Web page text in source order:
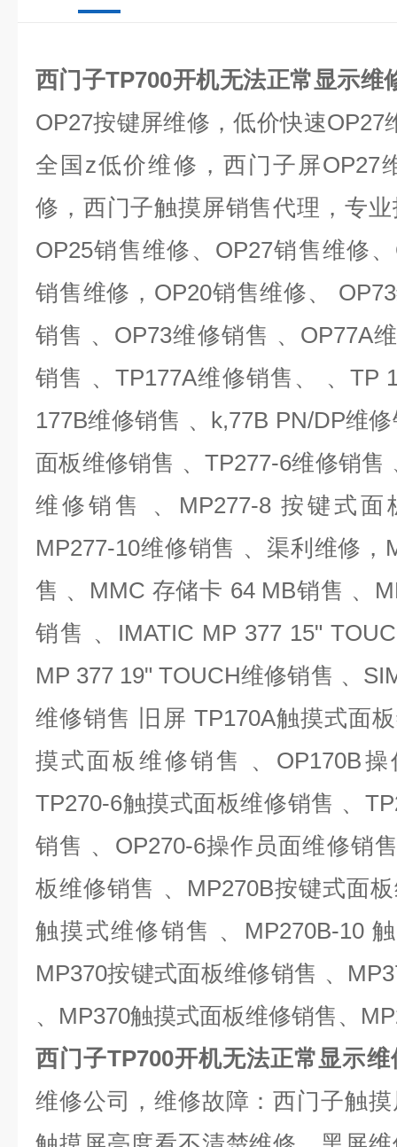
西门子TP700开机无法正常显示维
OP27按键屏维修，低价快速OP27
全国 z低价维修，西门子屏OP27
修，西门子触摸屏销售代理，专
OP25销售维修、 OP27销售维修、
销售维修， OP20销售维修、 OP73
销售 、 OP73维修销售 、 OP77A
销售 、 TP177A维修销售、 、 TP
177B维修销售 、 k,77B PN/DP维
面板维修销售 、 TP277-6维修销售
维修销售 、 MP277-8 按键式面
MP277-10维修销售 、渠利维修，
售 、 MMC 存储卡 64 MB销售 、
销售 、 IMATIC MP 377 15"
MP 377 19" TOUCH维修销售 、
维修销售 旧屏 TP170A触摸式面
摸式面板维修销售 、 OP170B操
TP270-6触摸式面板维修销售 、
销售 、 OP270-6操作员面维修销
板维修销售 、 MP270B按键式面
触摸式维修销售 、 MP270B-10
MP370按键式面板维修销售 、
、 MP370触摸式面板维修销售、
西门子TP700开机无法正常显示维
维修公司，维修故障：西门子触